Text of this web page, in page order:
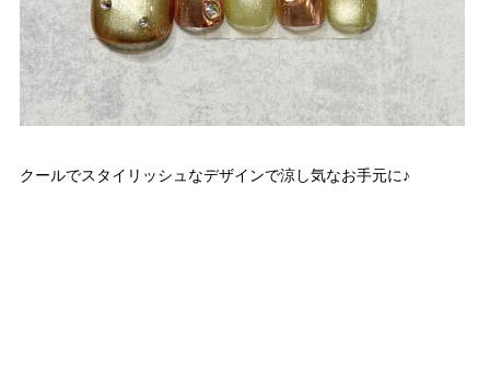
クールでスタイリッシュなデザインで涼し気なお手元に♪